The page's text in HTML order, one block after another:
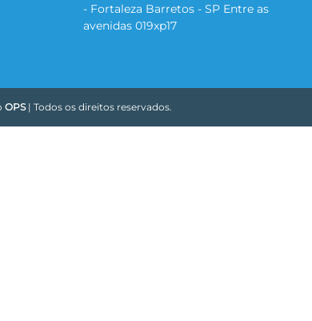
- Fortaleza Barretos - SP Entre as
avenidas 019xp17
OPS| Todos os direitos reservados.